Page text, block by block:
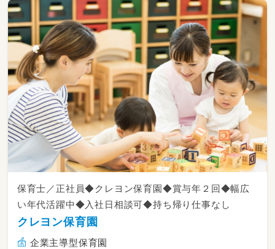
保育士／正社員◆クレヨン保育園◆賞与年２回◆幅広
い年代活躍中◆入社日相談可◆持ち帰り仕事なし
クレヨン保育園
企業主導型保育園